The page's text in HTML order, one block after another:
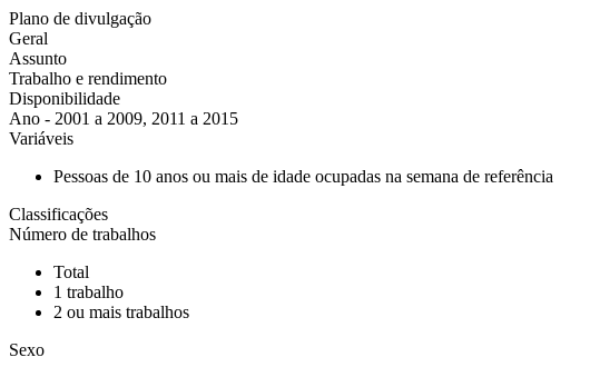
Plano de divulgação
Geral
Assunto
Trabalho e rendimento
Disponibilidade
Ano - 2001 a 2009, 2011 a 2015
Variáveis
Pessoas de 10 anos ou mais de idade ocupadas na semana de referência
Classificações
Número de trabalhos
Total
1 trabalho
2 ou mais trabalhos
Sexo